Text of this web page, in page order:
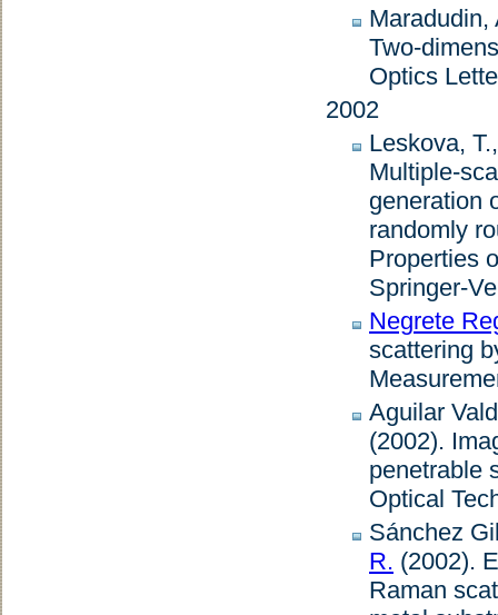
Two-
Optics
2002
Leskova,
Multiple-
generation
randomly
Properties
Springer-
Negrete
scattering
Aguilar
(2002).
penetrable
Optical
Sánchez
R. (2002).
Raman